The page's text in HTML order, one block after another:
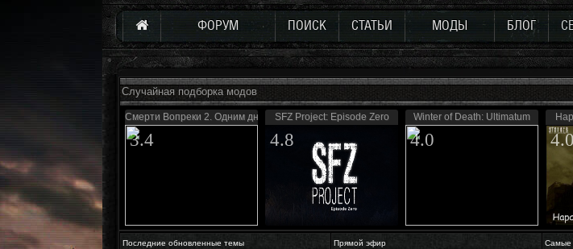
ФОРУМ ПОИСК СТАТЬИ МОДЫ БЛОГ
Случайная подборка модов
Смерти Вопреки 2. Одним днем живу
3.4
SFZ Project: Episode Zero
4.8
Winter of Death: Ultimatum
4.0 4.0
Последние обновленные темы Прямой эфир Самые